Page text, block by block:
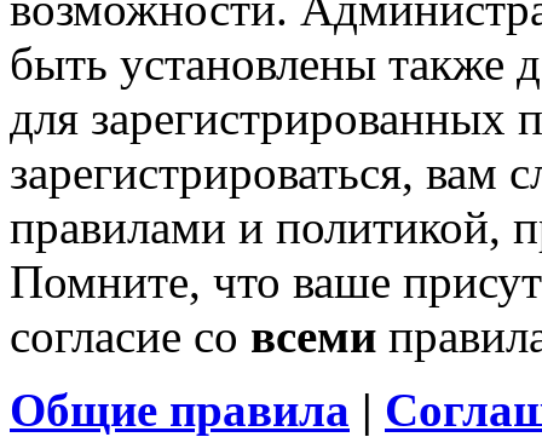
быть установлены также
для зарегистрированных
зарегистрироваться, вам
правилами и политикой,
Помните, что ваше
согласие со всеми
Общие правила |